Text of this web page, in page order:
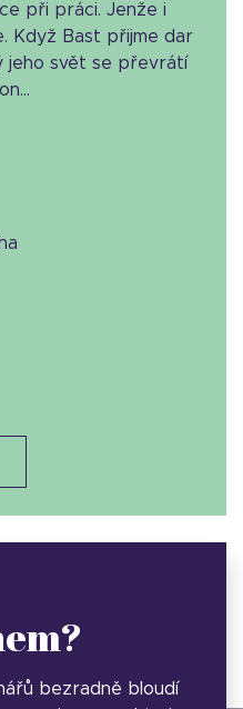
při práci. Jenže i
Když Bast přijme dar
jeho svět se převrátí
bezradně bloudí